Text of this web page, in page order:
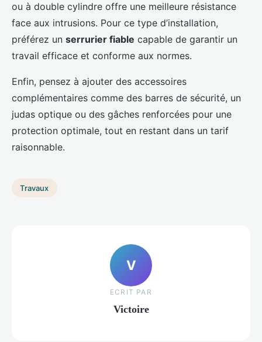
ou à double cylindre offre une meilleure résistance
face aux intrusions. Pour ce type d’installation,
préférez un serrurier fiable capable de garantir un
travail efficace et conforme aux normes.
Enfin, pensez à ajouter des accessoires
complémentaires comme des barres de sécurité, un
judas optique ou des gâches renforcées pour une
protection optimale, tout en restant dans un tarif
raisonnable.
Travaux
V
ECRIT PAR
Victoire